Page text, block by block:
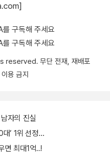
구독해 주세요
구독해 주세요
무단 전재, 재배포
용 금지